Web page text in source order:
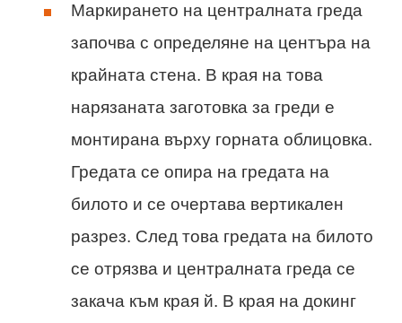
Маркирането на централната греда
започва с определяне на центъра на
крайната стена. В края на това
нарязаната заготовка за греди е
монтирана върху горната облицовка.
Гредата се опира на гредата на
билото и се очертава вертикален
разрез. След това гредата на билото
се отрязва и централната греда се
закача към края й. В края на докинг